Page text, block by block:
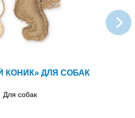
КОНИК» ДЛЯ СОБАК
Для собак